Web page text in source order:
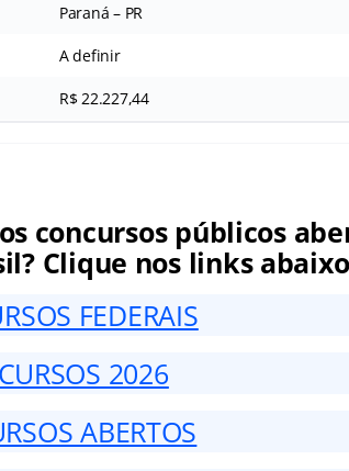
Paraná – PR
A definir
R$ 22.227,44
concursos públicos
Clique nos links
FEDERAIS
2026
ABERTOS